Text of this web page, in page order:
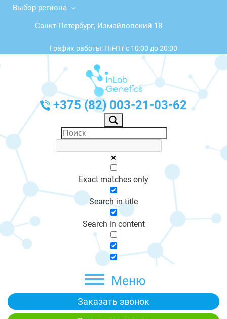
Выбор региона
Санкт-Петербург, Измайловский 18
График работы: Пн-Пт с 10:00 до 20:00
+375 (82) 003-21-03-62
Exact matches only
Search in title
Search in content
Меню
Заказать звонок